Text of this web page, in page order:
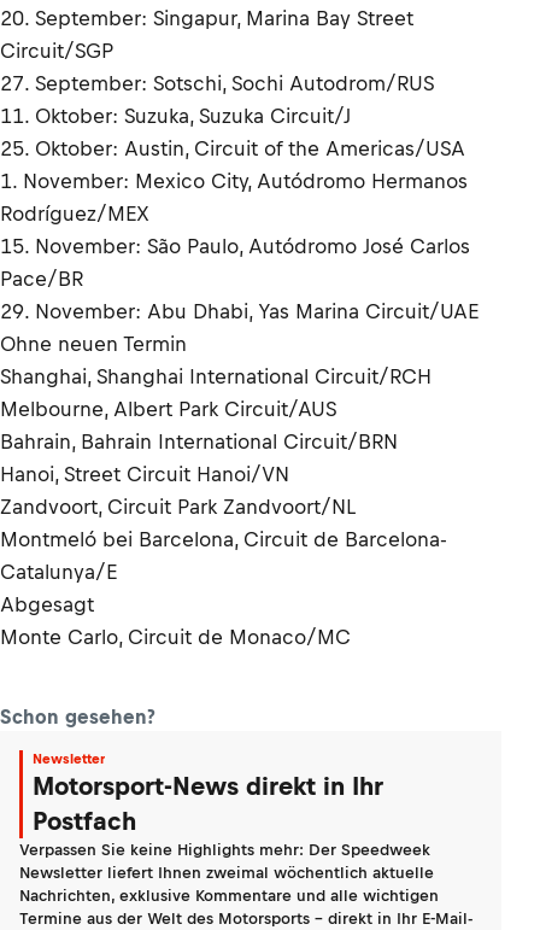
20. September: Singapur, Marina Bay Street
Circuit/SGP
27. September: Sotschi, Sochi Autodrom/RUS
11. Oktober: Suzuka, Suzuka Circuit/J
25. Oktober: Austin, Circuit of the Americas/USA
1. November: Mexico City, Autódromo Hermanos
Rodríguez/MEX
15. November: São Paulo, Autódromo José Carlos
Pace/BR
29. November: Abu Dhabi, Yas Marina Circuit/UAE
Ohne neuen Termin
Shanghai, Shanghai International Circuit/RCH
Melbourne, Albert Park Circuit/AUS
Bahrain, Bahrain International Circuit/BRN
Hanoi, Street Circuit Hanoi/VN
Zandvoort, Circuit Park Zandvoort/NL
Montmeló bei Barcelona, Circuit de Barcelona-
Catalunya/E
Abgesagt
Monte Carlo, Circuit de Monaco/MC
Schon gesehen?
Newsletter
Motorsport-News direkt in Ihr
Postfach
Verpassen Sie keine Highlights mehr: Der Speedweek
Newsletter liefert Ihnen zweimal wöchentlich aktuelle
Nachrichten, exklusive Kommentare und alle wichtigen
Termine aus der Welt des Motorsports - direkt in Ihr E-Mail-